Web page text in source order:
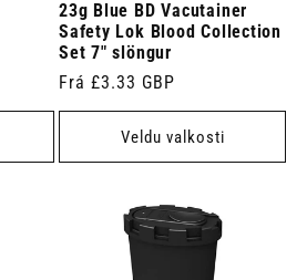
23g Blue BD Vacutainer
Safety Lok Blood Collection
Set 7" slöngur
Venjulegt
verð
Frá £3.33 GBP
Veldu valkosti